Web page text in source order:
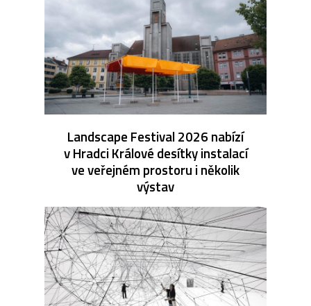
Landscape Festival 2026 nabízí
v Hradci Králové desítky instalací
ve veřejném prostoru i několik
výstav